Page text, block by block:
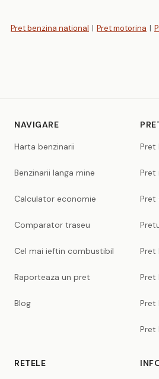
Pret benzina national | Pret motorina |
NAVIGARE
Harta benzinarii
Benzinarii langa mine
Calculator economie
Comparator traseu
Cel mai ieftin combustibil
Raporteaza un pret
Blog
Pret
Pret
Pret
Pret
Pret
Pret
Pret
RETELE